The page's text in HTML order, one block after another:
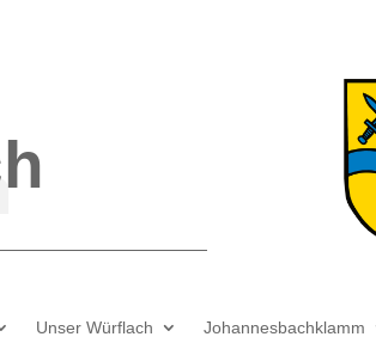
Unser Würflach Johannesbachklamm